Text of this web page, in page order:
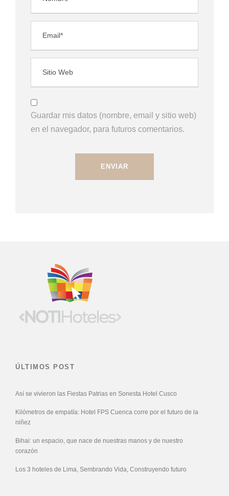
Guardar mis datos (nombre, email y sitio web)
en el navegador, para futuros comentarios.
ÚLTIMOS POST
Así se vivieron las Fiestas Patrias en Sonesta Hotel Cusco
Kilómetros de empatía: Hotel FPS Cuenca corre por el futuro de la
niñez
Bihai: un espacio, que nace de nuestras manos y de nuestro
corazón
Los 3 hoteles de Lima, Sembrando Vida, Construyendo futuro